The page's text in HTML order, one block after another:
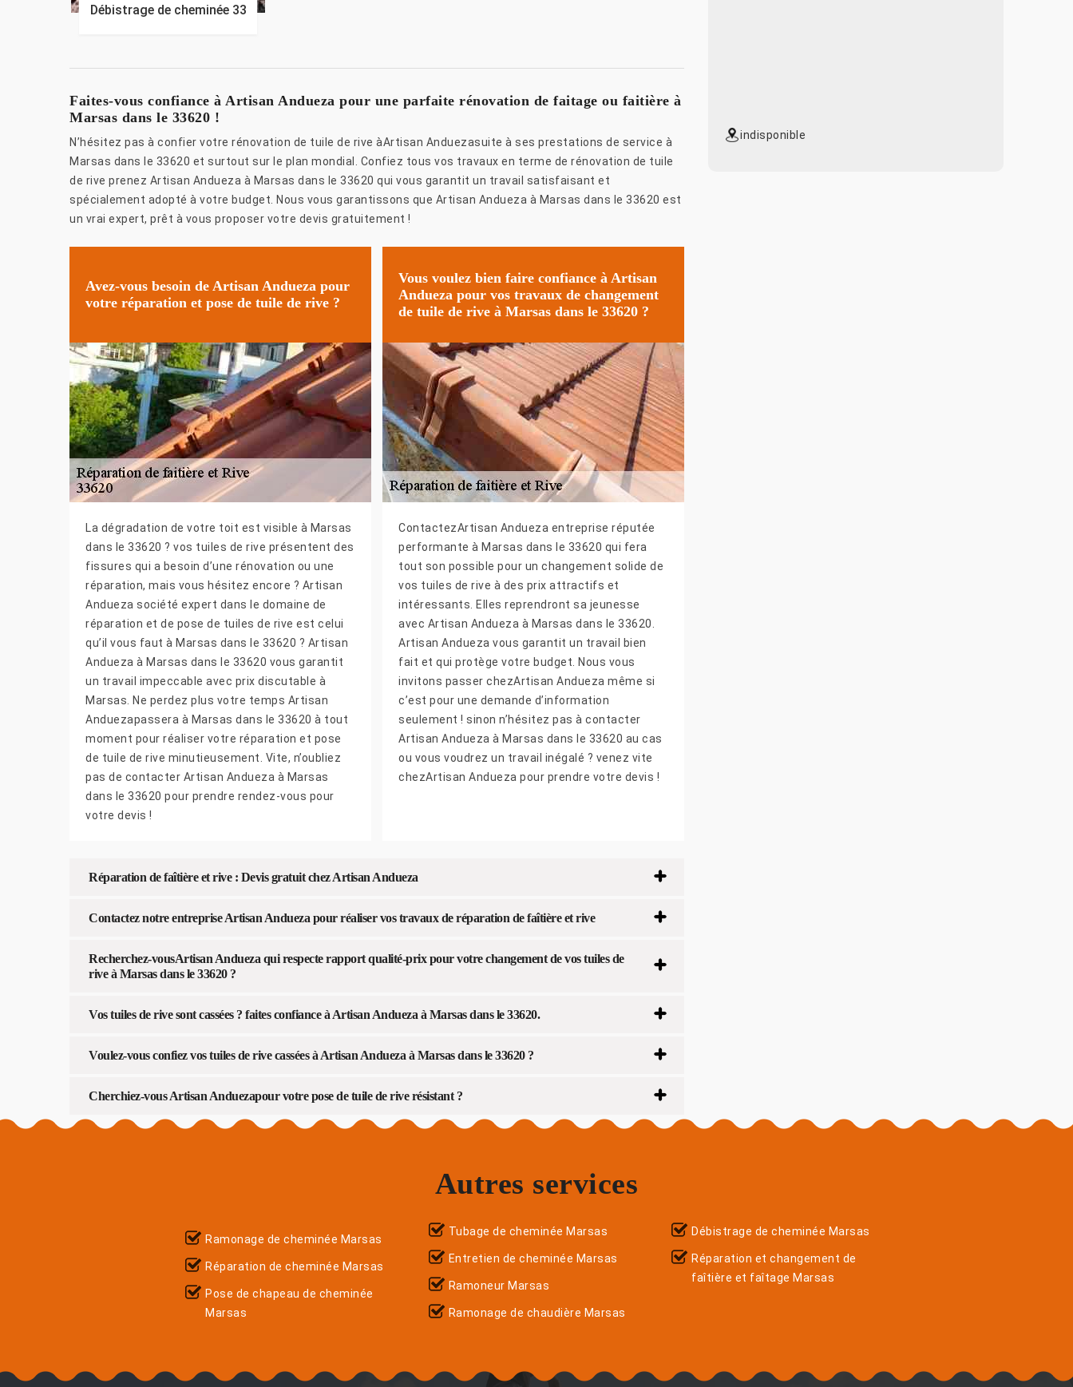
Débistrage de cheminée 33
Faites-vous confiance à Artisan Andueza pour une parfaite rénovation de faitage ou faitière à
Marsas dans le 33620 !
N’hésitez pas à confier votre rénovation de tuile de rive àArtisan Anduezasuite à ses prestations de service à
Marsas dans le 33620 et surtout sur le plan mondial. Confiez tous vos travaux en terme de rénovation de tuile
de rive prenez Artisan Andueza à Marsas dans le 33620 qui vous garantit un travail satisfaisant et
spécialement adopté à votre budget. Nous vous garantissons que Artisan Andueza à Marsas dans le 33620 est
un vrai expert, prêt à vous proposer votre devis gratuitement !
Avez-vous besoin de Artisan Andueza pour
votre réparation et pose de tuile de rive ?
La dégradation de votre toit est visible à Marsas
dans le 33620 ? vos tuiles de rive présentent des
fissures qui a besoin d’une rénovation ou une
réparation, mais vous hésitez encore ? Artisan
Andueza société expert dans le domaine de
réparation et de pose de tuiles de rive est celui
qu’il vous faut à Marsas dans le 33620 ? Artisan
Andueza à Marsas dans le 33620 vous garantit
un travail impeccable avec prix discutable à
Marsas. Ne perdez plus votre temps Artisan
Anduezapassera à Marsas dans le 33620 à tout
moment pour réaliser votre réparation et pose
de tuile de rive minutieusement. Vite, n’oubliez
pas de contacter Artisan Andueza à Marsas
dans le 33620 pour prendre rendez-vous pour
votre devis !
Vous voulez bien faire confiance à Artisan
Andueza pour vos travaux de changement
de tuile de rive à Marsas dans le 33620 ?
ContactezArtisan Andueza entreprise réputée
performante à Marsas dans le 33620 qui fera
tout son possible pour un changement solide de
vos tuiles de rive à des prix attractifs et
intéressants. Elles reprendront sa jeunesse
avec Artisan Andueza à Marsas dans le 33620.
Artisan Andueza vous garantit un travail bien
fait et qui protège votre budget. Nous vous
invitons passer chezArtisan Andueza même si
c’est pour une demande d’information
seulement ! sinon n’hésitez pas à contacter
Artisan Andueza à Marsas dans le 33620 au cas
ou vous voudrez un travail inégalé ? venez vite
chezArtisan Andueza pour prendre votre devis !
Réparation de faîtière et rive : Devis gratuit chez Artisan Andueza
Contactez notre entreprise Artisan Andueza pour réaliser vos travaux de réparation de faîtière et rive
Recherchez-vousArtisan Andueza qui respecte rapport qualité-prix pour votre changement de vos tuiles de
rive à Marsas dans le 33620 ?
Vos tuiles de rive sont cassées ? faites confiance à Artisan Andueza à Marsas dans le 33620.
Voulez-vous confiez vos tuiles de rive cassées à Artisan Andueza à Marsas dans le 33620 ?
Cherchiez-vous Artisan Anduezapour votre pose de tuile de rive résistant ?
indisponible
Autres services
Ramonage de cheminée Marsas
Réparation de cheminée Marsas
Pose de chapeau de cheminée
Marsas
Tubage de cheminée Marsas
Entretien de cheminée Marsas
Ramoneur Marsas
Ramonage de chaudière Marsas
Débistrage de cheminée Marsas
Réparation et changement de
faîtière et faîtage Marsas